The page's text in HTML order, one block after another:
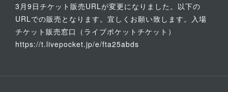
3月9日チケット販売URLが変更になりました。以下の
URLでの販売となります。宜しくお願い致します。入場
チケット販売窓口（ライブポケットチケット）
https://t.livepocket.jp/e/fta25abds